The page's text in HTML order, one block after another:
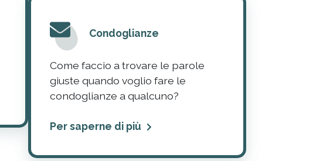
Condoglianze
Come faccio a trovare le parole
giuste quando voglio fare le
condoglianze a qualcuno?
Per saperne di più